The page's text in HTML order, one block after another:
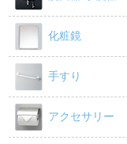
化粧鏡
手すり
アクセサリー